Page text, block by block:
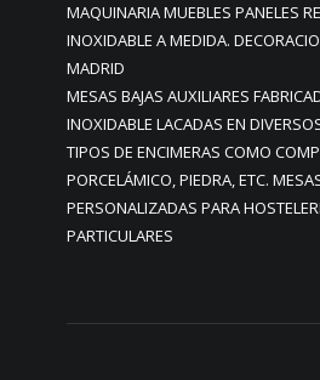
MAQUINARIA MUEBLES PANELES
INOXIDABLE A MEDIDA.
MADRID
MESAS BAJAS AUXILIARES
INOXIDABLE LACADAS EN
TIPOS DE ENCIMERAS COMO
PORCELÁMICO, PIEDRA, ETC.
PERSONALIZADAS PARA
PARTICULARES